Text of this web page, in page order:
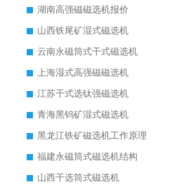
湖南高强磁磁选机报价
山西铁尾矿湿式磁选机
云南永磁筒式干式磁选机
上海湿式高强磁磁选机
江苏干式选钛强磁选机
青海黑钨矿湿式磁选机
黑龙江铁矿磁选机工作原理
福建永磁筒式磁选机结构
山西干选筒式磁选机